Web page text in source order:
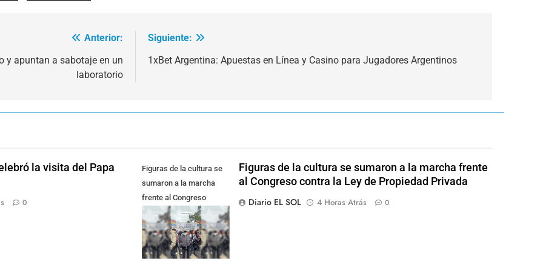
Anterior:
y apuntan a sabotaje en un
laboratorio
Siguiente:
1xBet Argentina: Apuestas en Línea y Casino para Jugadores Argentinos
la visita del Papa
0
Figuras de la cultura se
sumaron a la marcha
frente al Congreso
contra la Ley de
Propiedad Privada
Figuras de la cultura se sumaron a la marcha frente
al Congreso contra la Ley de Propiedad Privada
Diario EL SOL
4 Horas Atrás 0